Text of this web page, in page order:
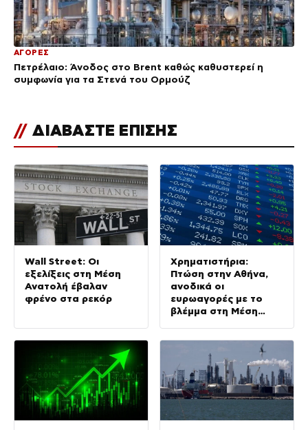
ΑΓΟΡΕΣ
Πετρέλαιο: Άνοδος στο Brent καθώς καθυστερεί η
συμφωνία για τα Στενά του Ορμούζ
// ΔΙΑΒΑΣΤΕ ΕΠΙΣΗΣ
Wall Street: Οι
εξελίξεις στη Μέση
Ανατολή έβαλαν
φρένο στα ρεκόρ
Χρηματιστήρια:
Πτώση στην Αθήνα,
ανοδικά οι
ευρωαγορές με το
βλέμμα στη Μέση